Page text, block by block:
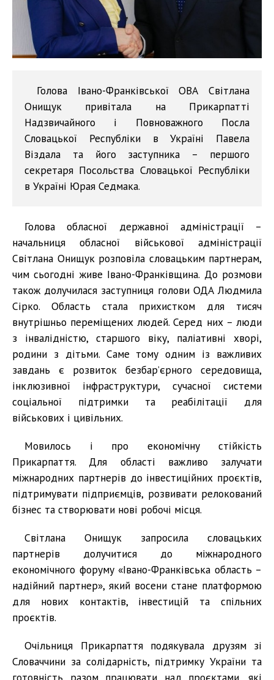
Голова Івано-Франківської ОВА Світлана
Онищук привітала на Прикарпатті
Надзвичайного і Повноважного Посла
Словацької Республіки в Україні Павела
Віздала та його заступника – першого
секретаря Посольства Словацької Республіки
в Україні Юрая Седмака.
Голова обласної державної адміністрації –
начальниця обласної військової адміністрації
Світлана Онищук розповіла словацьким партнерам,
чим сьогодні живе Івано-Франківщина. До розмови
також долучилася заступниця голови ОДА Людмила
Сірко. Область стала прихистком для тисяч
внутрішньо переміщених людей. Серед них – люди
з інвалідністю, старшого віку, паліативні хворі,
родини з дітьми. Саме тому одним із важливих
завдань є розвиток безбар’єрного середовища,
інклюзивної інфраструктури, сучасної системи
соціальної підтримки та реабілітації для
військових і цивільних.
Мовилось і про економічну стійкість
Прикарпаття. Для області важливо залучати
міжнародних партнерів до інвестиційних проєктів,
підтримувати підприємців, розвивати релокований
бізнес та створювати нові робочі місця.
Світлана Онищук запросила словацьких
партнерів долучитися до міжнародного
економічного форуму «Івано-Франківська область –
надійний партнер», який восени стане платформою
для нових контактів, інвестицій та спільних
проєктів.
Очільниця Прикарпаття подякувала друзям зі
Словаччини за солідарність, підтримку України та